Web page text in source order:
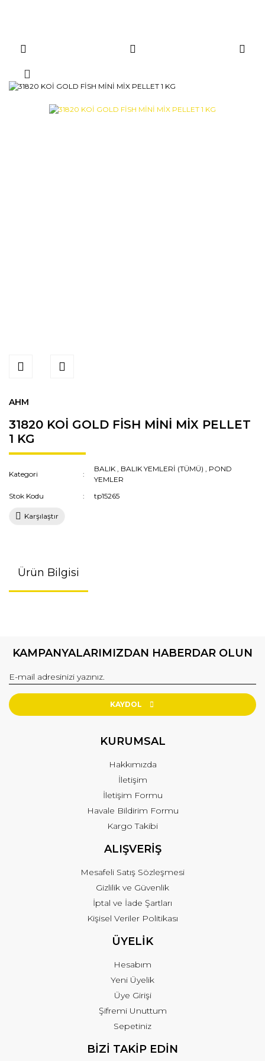
AHM
31820 KOİ GOLD FİSH MİNİ MİX PELLET
1 KG
Kategori
BALIK , BALIK YEMLERİ (TÜMÜ) , POND
YEMLER
Stok Kodu
tp15265
Karşılaştır
Ürün Bilgisi
KAMPANYALARIMIZDAN HABERDAR OLUN
KAYDOL
KURUMSAL
Hakkımızda
İletişim
İletişim Formu
Havale Bildirim Formu
Kargo Takibi
ALIŞVERİŞ
Mesafeli Satış Sözleşmesi
Gizlilik ve Güvenlik
İptal ve İade Şartları
Kişisel Veriler Politikası
ÜYELİK
Hesabım
Yeni Üyelik
Üye Girişi
Şifremi Unuttum
Sepetiniz
BİZİ TAKİP EDİN